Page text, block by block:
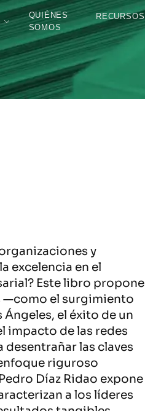
QUIÉNES
SOMOS
RECURSOS
y
excelencia en el
Este libro propone
—como el surgimiento
el éxito de un
impacto de las redes
las claves
riguroso
Díaz Ridao expone
a los líderes